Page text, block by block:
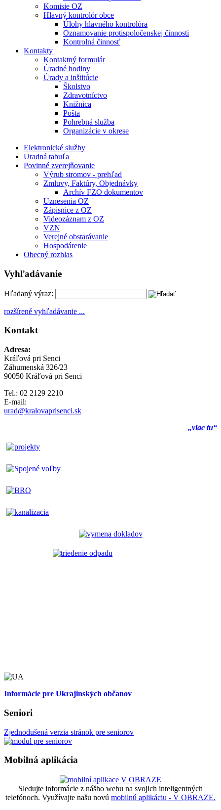
Komisie OZ
Hlavný kontrolór obce
Úlohy hlavného kontrolóra
Oznamovanie protispoločenskej činnosti
Kontrolná činnosť
Kontakty
Kontaktný formulár
Úradné hodiny
Úrady a inštitúcie
Školstvo
Zdravotníctvo
Knižnica
Pošta
Pohrebná služba
Organizácie v okrese
Elektronické služby
Uradná tabuľa
Povinné zverejňovanie
Výrub stromov - prehľad
Zmluvy, Faktúry, Objednávky
Archív FZO dokumentov
Uznesenia OZ
Zápisnice z OZ
Videozáznam z OZ
VZN
Verejné obstarávanie
Hospodárenie
Obecný rozhlas
Vyhľadávanie
Hľadaný výraz:
rozšírené vyhľadávanie ...
Kontakt
Adresa:
Kráľová pri Senci
Záhumenská 326/23
90050 Kráľová pri Senci
Tel.: 02 2129 2210
E-mail:
urad@kralovaprisenci.sk
„viac tu“
Informácie pre Ukrajinských občanov
Seniori
Zjednodušená verzia stránok pre seniorov
Mobilná aplikácia
Sledujte informácie z nášho webu na svojich inteligentných
telefónoch. Využívajte našu novú mobilnú aplikáciu - V OBRAZE.